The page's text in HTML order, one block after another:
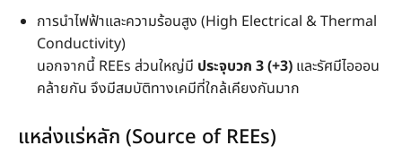
การนำไฟฟ้าและความร้อนสูง (High Electrical & Thermal
Conductivity)
นอกจากนี้ REEs ส่วนใหญ่มี ประจุบวก 3 (+3) และรัศมีไอออน
คล้ายกัน จึงมีสมบัติทางเคมีที่ใกล้เคียงกันมาก
แหล่งแร่หลัก (Source of REEs)